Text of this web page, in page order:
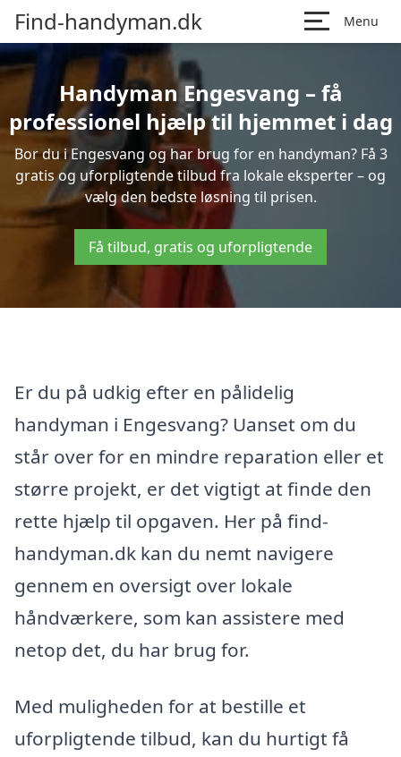
Find-handyman.dk Menu
Handyman Engesvang – få
professionel hjælp til hjemmet i dag
Bor du i Engesvang og har brug for en handyman? Få 3
gratis og uforpligtende tilbud fra lokale eksperter – og
vælg den bedste løsning til prisen.
Få tilbud, gratis og uforpligtende
Er du på udkig efter en pålidelig
handyman i Engesvang? Uanset om du
står over for en mindre reparation eller et
større projekt, er det vigtigt at finde den
rette hjælp til opgaven. Her på find-
handyman.dk kan du nemt navigere
gennem en oversigt over lokale
håndværkere, som kan assistere med
netop det, du har brug for.
Med muligheden for at bestille et
uforpligtende tilbud, kan du hurtigt få